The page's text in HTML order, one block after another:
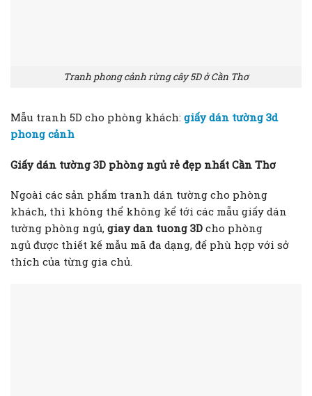
Tranh phong cảnh rừng cây 5D ở Cần Thơ
Mẫu tranh 5D cho phòng khách: giấy dán tường 3d
phong cảnh
Giấy dán tường 3D phòng ngủ rẻ đẹp nhất Cần Thơ
Ngoài các sản phẩm tranh dán tường cho phòng
khách, thì không thể không kể tới các mẫu giấy dán
tường phòng ngủ, giay dan tuong 3D cho phòng
ngủ được thiết kế mẫu mã đa dạng, để phù hợp với sở
thích của từng gia chủ.